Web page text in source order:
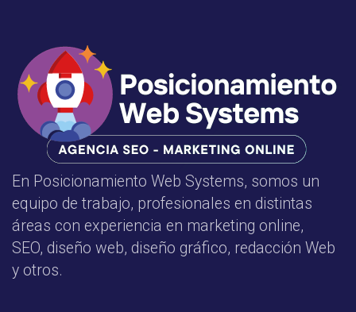
En Posicionamiento Web Systems, somos un
equipo de trabajo, profesionales en distintas
áreas con experiencia en marketing online,
SEO, diseño web, diseño gráfico, redacción Web
y otros.